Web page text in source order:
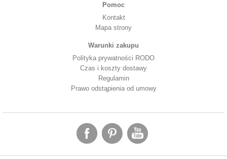
Pomoc
Kontakt
Mapa strony
Warunki zakupu
Polityka prywatności RODO
Czas i koszty dostawy
Regulamin
Prawo odstąpienia od umowy